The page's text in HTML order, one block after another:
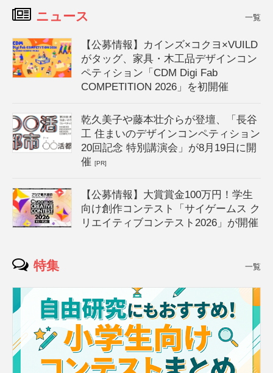
ニュース 一覧
【公募情報】カインズ×コクヨ×VUILD
がタッグ、家具・木工品デザインコン
ペティション「CDM Digi Fab
COMPETITION 2026」を初開催
乾久美子や藤本壮介らが登壇、「長谷
工 住まいのデザインコンペティション
20回記念 特別講演会」が8月19日に開
催[PR]
【公募情報】大賞賞金100万円！学生
向け創作コンテスト「サイゲームス ク
リエイティブコンテスト2026」が開催
特集 一覧